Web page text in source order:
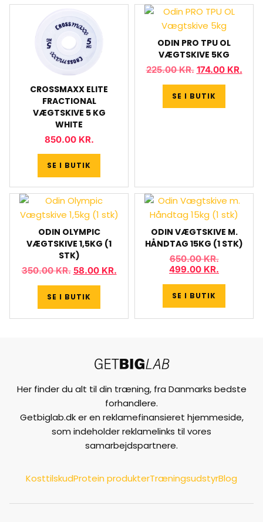
CROSSMAXX ELITE
FRACTIONAL
VÆGTSKIVE 5 KG
WHITE
850.00 KR.
SE I BUTIK
ODIN PRO TPU OL
VÆGTSKIVE 5KG
225.00KR. 174.00 KR.
SE I BUTIK
ODIN OLYMPIC
VÆGTSKIVE 1,5KG (1
STK)
350.00KR. 58.00 KR.
SE I BUTIK
ODIN VÆGTSKIVE M.
HÅNDTAG 15KG (1 STK)
650.00KR.
499.00 KR.
SE I BUTIK
Her finder du alt til din træning, fra Danmarks bedste
forhandlere.
Getbiglab.dk er en reklamefinansieret hjemmeside,
som indeholder reklamelinks til vores
samarbejdspartnere.
KosttilskudProtein produkterTræningsudstyrBlog